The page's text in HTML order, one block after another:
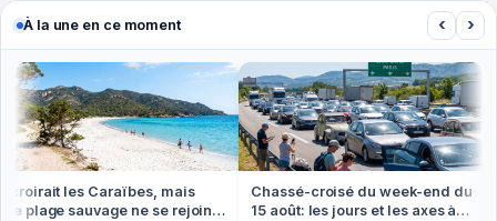
À la une en ce moment ‹ ›
les Caraïbes, mais
plage sauvage ne se rejoint
Chassé-croisé du week-end du
15 août: les jours et les axes à